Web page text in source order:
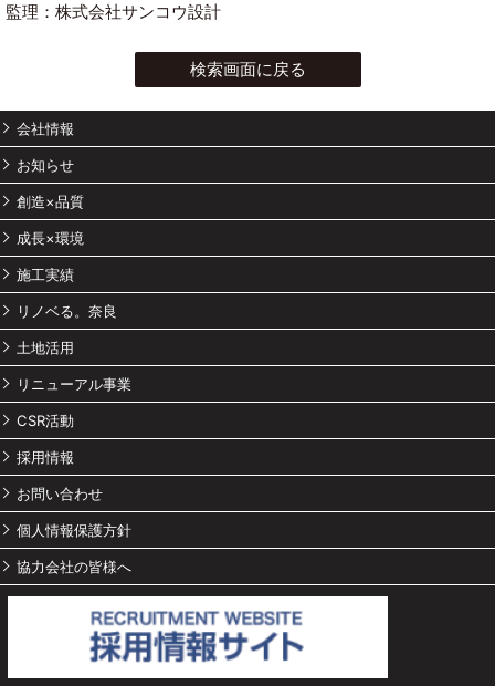
監理：株式会社サンコウ設計
検索画面に戻る
会社情報
お知らせ
創造×品質
成長×環境
施工実績
リノベる。奈良
土地活用
リニューアル事業
CSR活動
採用情報
お問い合わせ
個人情報保護方針
協力会社の皆様へ